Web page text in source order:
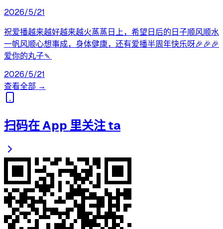
2026/5/21
祝爱播越来越好越来越火蒸蒸日上，希望日后的日子顺风顺水
一帆风顺心想事成，身体健康，还有爱播半周年快乐呀🎉🎉🎉
爱你的丸子🍡
2026/5/21
查看全部 →
扫码在 App 里关注 ta